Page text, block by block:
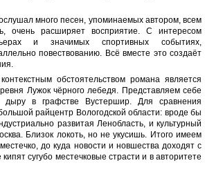
много песен, упоминаемых автором, всем
очень расширяет восприятие. С интересом
и значимых спортивных событиях,
повествованию. Всё вместе это создаёт
обстоятельством романа является
Лужок чёрного лебедя. Представляем себе
дыру в графстве Вустершир. Для сравнения
райцентр Вологодской области: вроде бы
развитая Ленобласть, и культурный
Близок локоть, но не укусишь. Итого имеем
до куда новости и новшества доходят с
сугубо местечковые страсти и в авторитете